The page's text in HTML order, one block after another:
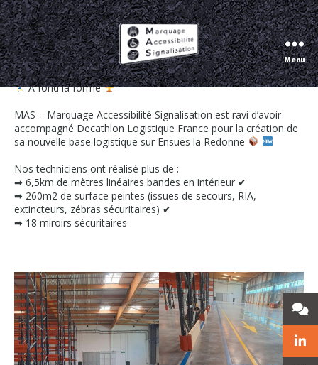
Marquage
Accessibilité
Menu
Marquage de la nouvelle base logistique
Décathlon
A fond la forme
MAS – Marquage Accessibilité Signalisation est ravi d’avoir
accompagné Decathlon Logistique France pour la création de
sa nouvelle base logistique sur Ensues la Redonne
Nos techniciens ont réalisé plus de :
➡ 6,5km de mètres linéaires bandes en intérieur ✔
➡ 260m2 de surface peintes (issues de secours, RIA,
extincteurs, zébras sécuritaires) ✔
➡ 18 miroirs sécuritaires